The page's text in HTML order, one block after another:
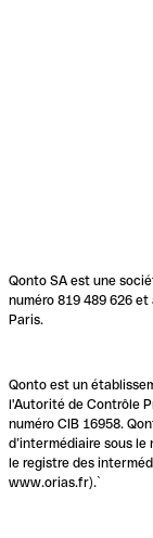
Qonto SA est une
numéro 819 489 626
Paris.
Qonto est un
l'Autorité de Contrôle
numéro CIB 16958.
d’intermédiaire sous le
le registre des
www.orias.fr).`